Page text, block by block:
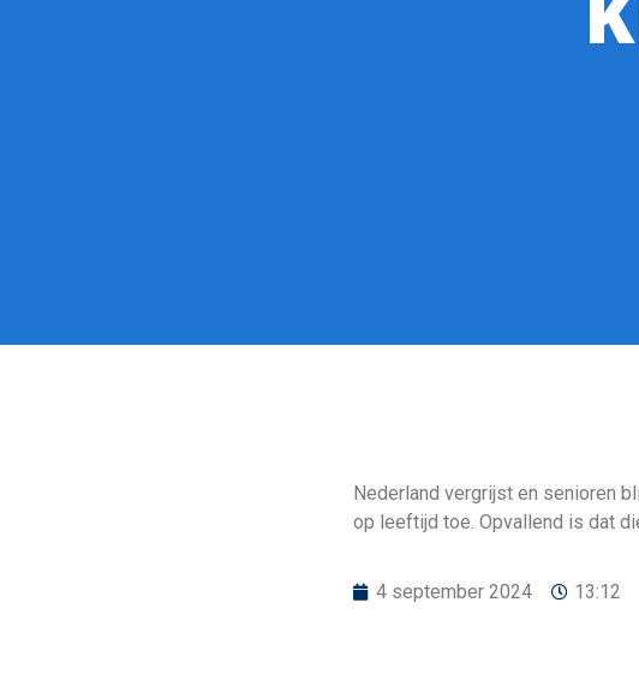
Nederland vergrijst en senioren
op leeftijd toe. Opvallend is dat
4 september 2024 13:12